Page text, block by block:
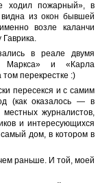
ходил пожарный», в
из окон бывшей
возле каланчи
Гаврика.
в реале двумя
Маркса» и «Карла
перекрестке :)
пересекся и с самим
(как оказалось — в
журналистов,
и интересующихся
дом, в котором в
раньше. И той, моей